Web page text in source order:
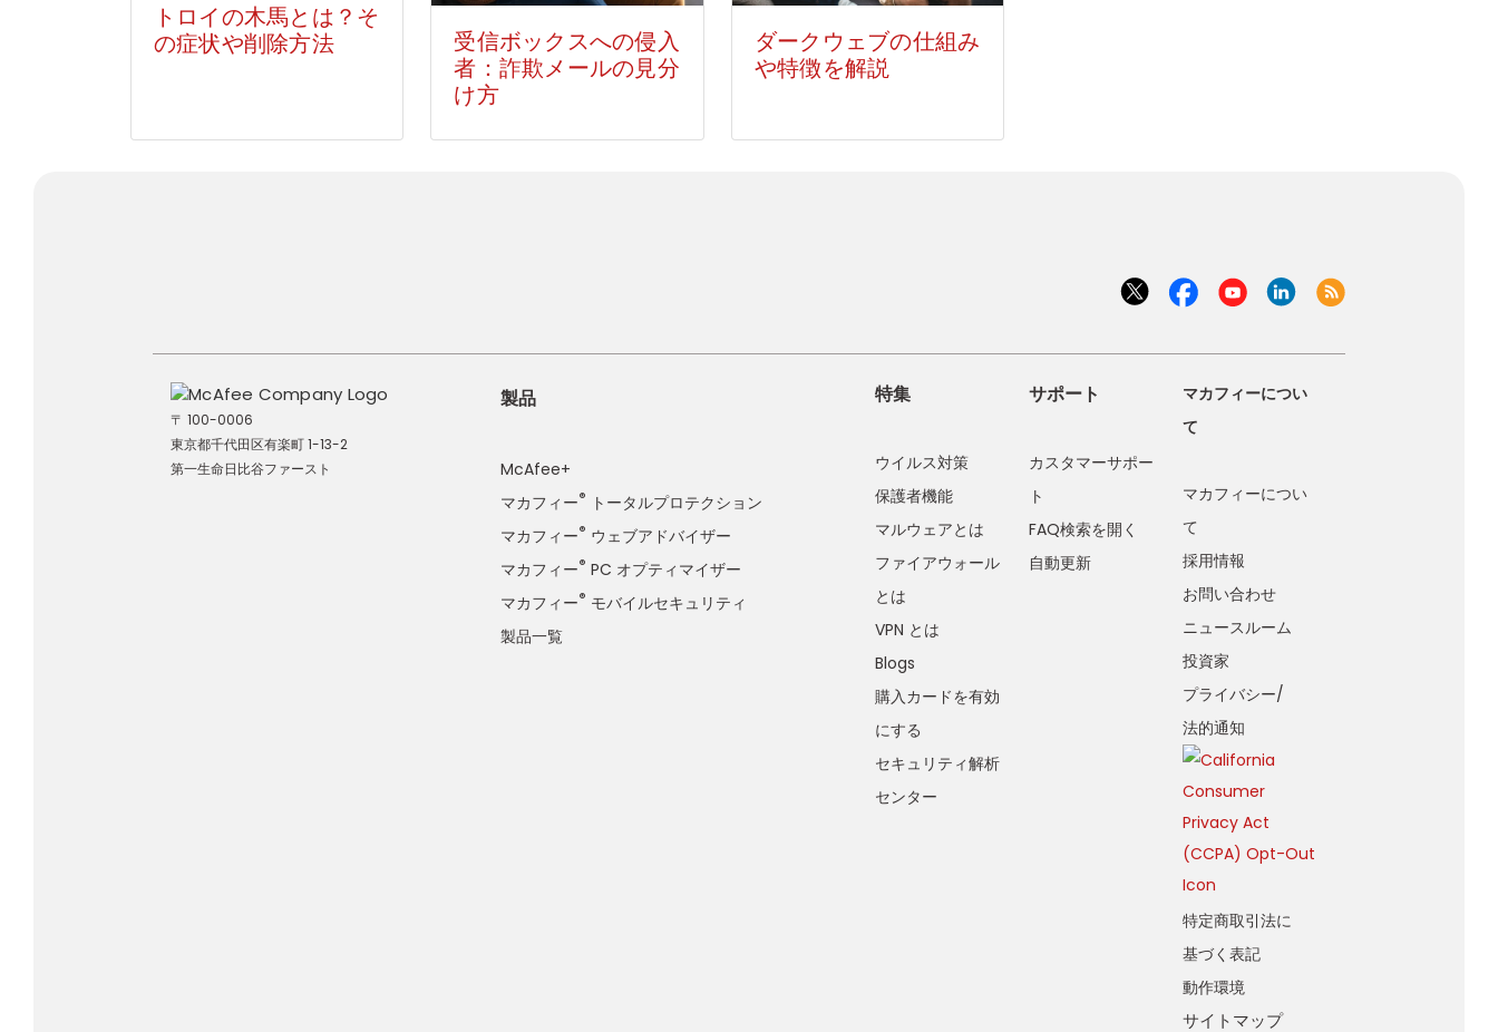
トロイの木馬とは？そ
の症状や削除方法
受信ボックスへの侵入
者：詐欺メールの見分
け方
ダークウェブの仕組み
や特徴を解説
〒 100-0006
東京都千代田区有楽町 1-13-2
第一生命日比谷ファースト
製品
McAfee+
マカフィー®
トータルプロテクション
マカフィー® ウェブアドバイザー
マカフィー® PC オプティマイザー
マカフィー® モバイルセキュリティ
製品一覧
特集
ウイルス対策
保護者機能
マルウェアとは
ファイアウォール
とは
VPN とは
Blogs
購入カードを有効
にする
セキュリティ解析
センター
サポート
カスタマーサポー
ト
FAQ検索を開く
自動更新
マカフィーについ
て
マカフィーについ
て
採用情報
お問い合わせ
ニュースルーム
投資家
プライバシー/
法的通知
特定商取引法に
基づく表記
動作環境
サイトマップ